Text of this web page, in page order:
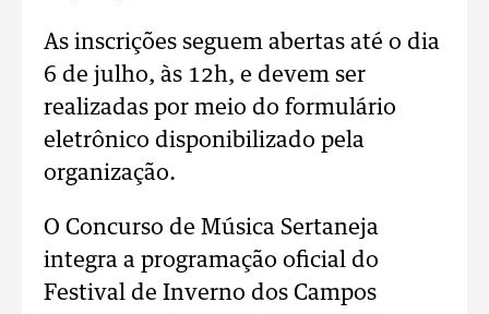
As inscrições seguem abertas até o dia
6 de julho, às 12h, e devem ser
realizadas por meio do formulário
eletrônico disponibilizado pela
organização.
O Concurso de Música Sertaneja
integra a programação oficial do
Festival de Inverno dos Campos